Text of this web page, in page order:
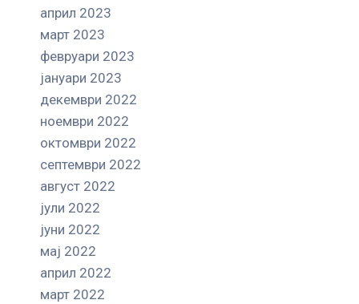
април 2023
март 2023
февруари 2023
јануари 2023
декември 2022
ноември 2022
октомври 2022
септември 2022
август 2022
јули 2022
јуни 2022
мај 2022
април 2022
март 2022